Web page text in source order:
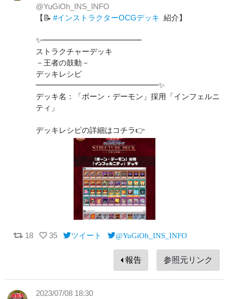
@YuGiOh_INS_INFO
【📝 #インストラクターOCGデッキ 紹介】
✨━━━━━━━━━━━━━
ストラクチャーデッキ
－王者の鼓動－
デッキレシピ
━━━━━━━━━━━━━━━━✨
デッキ名：「ボーン・デーモン」採用「インフェルニ
ティ」
デッキレシピの詳細はコチラ👉
18 35 ツイート @YuGiOh_INS_INFO
報告 参照元リンク
2023/07/08 18:30